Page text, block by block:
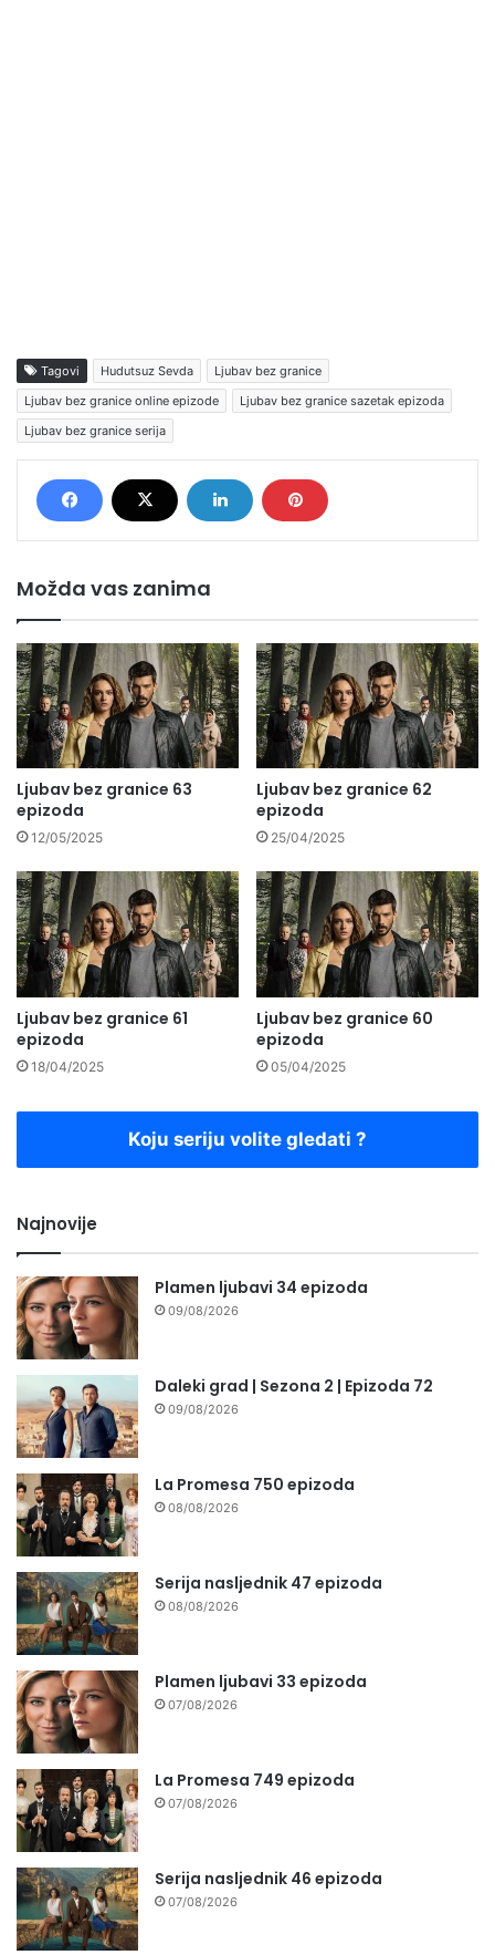
Tagovi Hudutsuz Sevda
Ljubav bez granice
Ljubav bez granice online epizode
Ljubav bez granice sazetak epizoda
Ljubav bez granice serija
Možda vas zanima
Ljubav bez granice 63
epizoda
12/05/2025
Ljubav bez granice 62
epizoda
25/04/2025
Ljubav bez granice 61
epizoda
18/04/2025
Ljubav bez granice 60
epizoda
05/04/2025
Koju seriju volite gledati ?
Najnovije
Plamen ljubavi 34 epizoda
09/08/2026
Daleki grad | Sezona 2 | Epizoda 72
09/08/2026
La Promesa 750 epizoda
08/08/2026
Serija nasljednik 47 epizoda
08/08/2026
Plamen ljubavi 33 epizoda
07/08/2026
La Promesa 749 epizoda
07/08/2026
Serija nasljednik 46 epizoda
07/08/2026